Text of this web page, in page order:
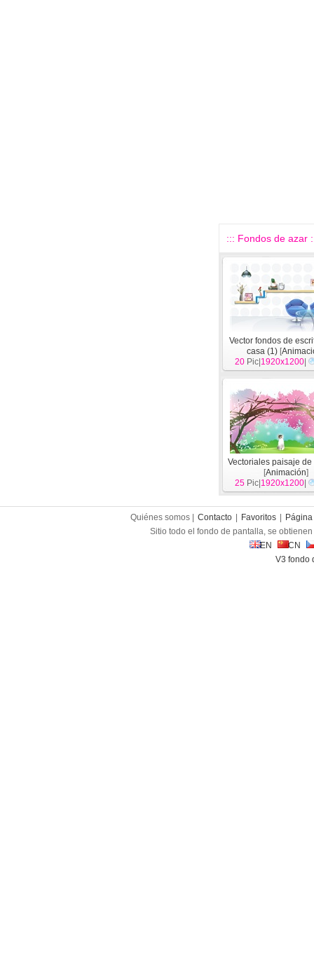
::: Fondos de azar
Vector fondos de
casa (1) [
20 Pic| 1920x1200
Vectoriales paisaje de
[Animación]
25 Pic| 1920x1200
Quiénes somos | Contacto Favoritos
Sitio todo el fondo de pantalla, se
EN
CN
V3 fondo